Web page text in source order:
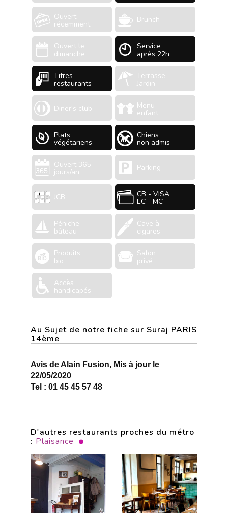
Ouvert
récemment Brunch
Ouvert le
dimanche
Service
après 22h
Titres
restaurants
Terrasse
Jardin
Diner's club Menu
enfant
Plats
végétariens
Chiens
non admis
Ouvert 365
jours/an Parking
JCB CB - VISA
EC - MC
Péniche
bâteau
Cave à
cigares
Produits
bio
Salon
privé
Accès
handicapés
Au Sujet de notre fiche sur Suraj PARIS
14ème
Avis de Alain Fusion, Mis à jour le
22/05/2020
Tel : 01 45 45 57 48
D'autres restaurants proches du métro
: Plaisance